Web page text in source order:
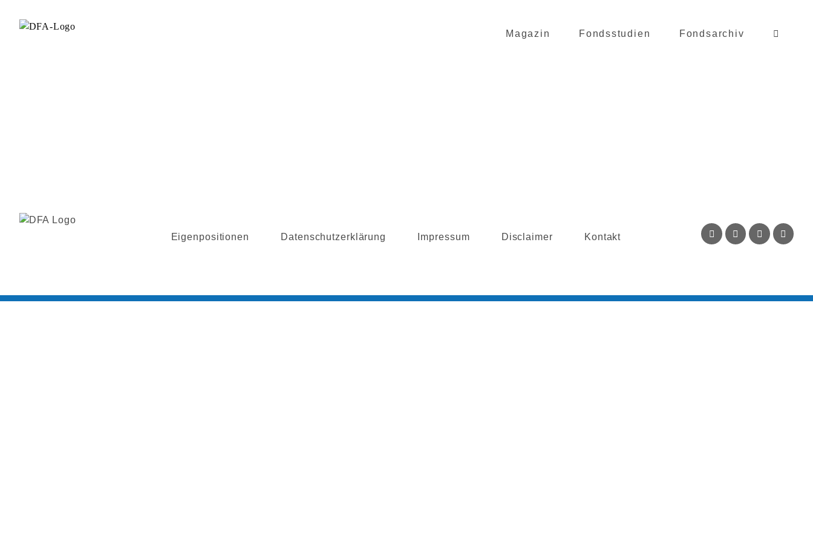
Magazin Fondsstudien Fondsarchiv
Eigenpositionen Datenschutzerklärung Impressum Disclaimer Kontakt